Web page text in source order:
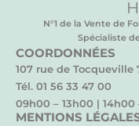
N°1 de la Vente de
Spécialiste
COORDONNÉES
107 rue de Tocqueville
Tél. 01 56 33 47 00
09h00 – 13h00 | 14h00
MENTIONS